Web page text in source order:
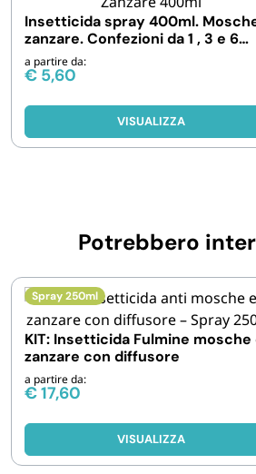
Insetticida spray 400ml.
zanzare. Confezioni da 1 , 3 e 6
pezzi
a partire da:
€ 5,60
VISUALIZZA
Potrebbero
Spray 250ml
KIT: Insetticida Fulmine mosche
zanzare con diffusore
a partire da:
€17,60
VISUALIZZA